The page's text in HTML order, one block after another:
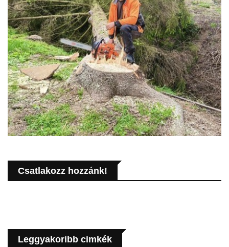
Csatlakozz hozzánk!
Leggyakoribb cimkék